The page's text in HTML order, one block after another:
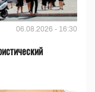
06.08.2026 - 16:30